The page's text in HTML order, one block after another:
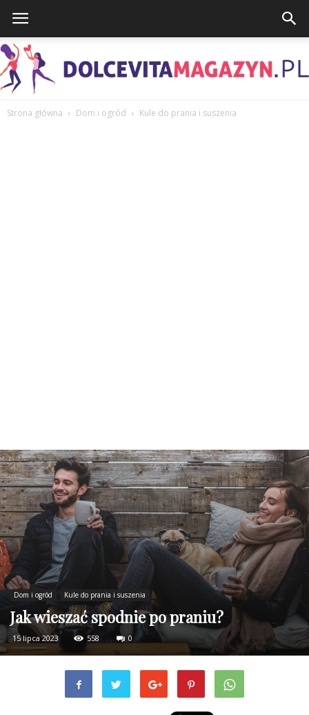
Strona główna Dom i ogród Kule do prania i suszenia
Dom i ogród Kule do prania i suszenia
Jak wieszać spodnie po praniu?
15 lipca 2023 558 0